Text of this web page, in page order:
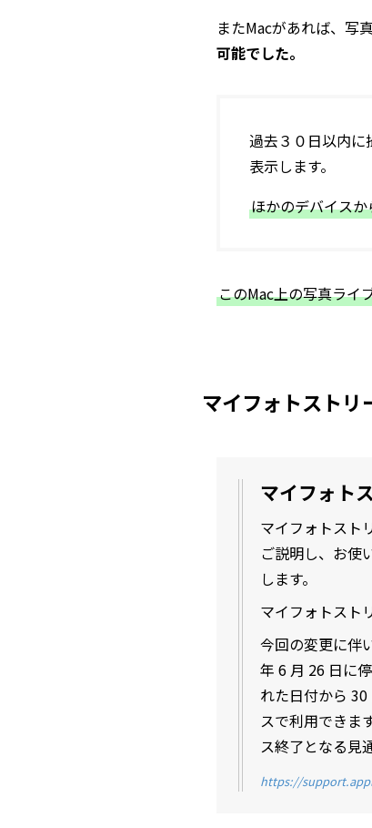
またMacがあれば、写
可能でした。
過去３０日以内に
表示します。
ほかのデバイス
このMac上の写真ライ
マイフォトストリ
マイフォト
マイフォトスト
ご説明し、お使
します。
マイフォトスト
今回の変更に伴
年 6 月 26 日に
れた日付から
スで利用できま
ス終了となる見
https://